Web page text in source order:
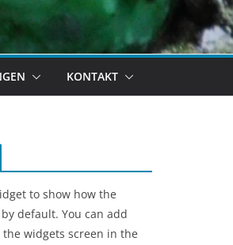
KONTAKT
to show how the
default. You can add
widgets screen in the